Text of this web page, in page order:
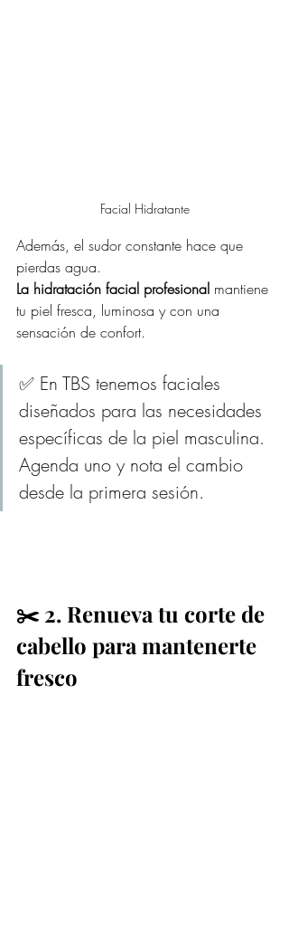
Facial Hidratante
Además, el sudor constante hace que
pierdas agua.
La hidratación facial profesional mantiene
tu piel fresca, luminosa y con una
sensación de confort.
✅ En TBS tenemos faciales
diseñados para las necesidades
específicas de la piel masculina.
Agenda uno y nota el cambio
desde la primera sesión.
✂️ 2. Renueva tu corte de
cabello para mantenerte
fresco